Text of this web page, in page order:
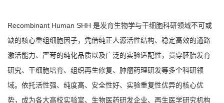
Recombinant Human SHH 是发育生物学与干细胞科研领域不可或
缺的核心重组细胞因子，凭借纯正人源活性结构、稳定高效的通路
激活能力、严苛的纯化品质以及广泛的实验适配性，贯穿胚胎发育
研究、干细胞培育、组织再生修复、肿瘤药理研发等多个科研领
域。依托活性强、纯度高、安全性好、实验重复性优异的核心优
势，成为各大高校实验室、生物医药研发企业、再生医学研究机构